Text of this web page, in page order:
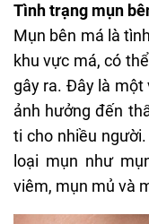
Tình trạng mụn
Mụn bên má là
khu vực má, có
gây ra. Đây là một
ảnh hưởng đến
ti cho nhiều
loại mụn như
viêm, mụn mủ và